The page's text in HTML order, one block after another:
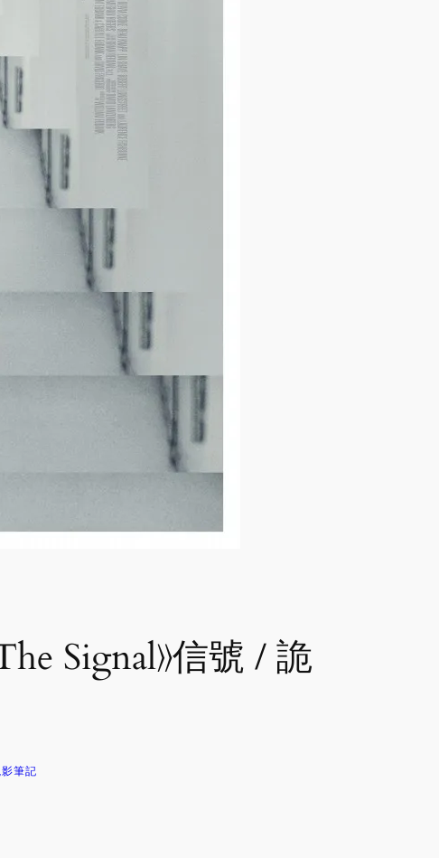
Signal》信號 / 詭
筆記